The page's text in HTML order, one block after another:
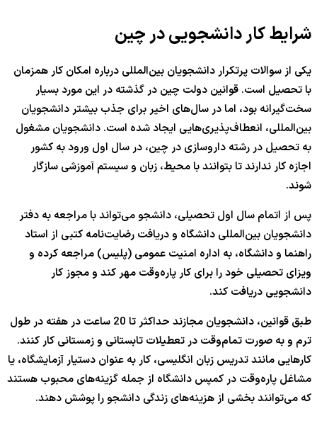
شرایط کار دانشجویی در چین
یکی از سوالات پرتکرار دانشجویان بین‌المللی درباره امکان کار همزمان
با تحصیل است. قوانین دولت چین در گذشته در این مورد بسیار
سخت‌گیرانه بود، اما در سال‌های اخیر برای جذب بیشتر دانشجویان
بین‌المللی، انعطاف‌پذیری‌هایی ایجاد شده است. دانشجویان مشغول
به تحصیل در رشته داروسازی در چین، در سال اول ورود به کشور
اجازه کار ندارند تا بتوانند با محیط، زبان و سیستم آموزشی سازگار
شوند.
پس از اتمام سال اول تحصیلی، دانشجو می‌تواند با مراجعه به دفتر
دانشجویان بین‌المللی دانشگاه و دریافت رضایت‌نامه کتبی از استاد
راهنما و دانشگاه، به اداره امنیت عمومی (پلیس) مراجعه کرده و
ویزای تحصیلی خود را برای کار پاره‌وقت مهر کند و مجوز کار
دانشجویی دریافت کند.
طبق قوانین، دانشجویان مجازند حداکثر تا 20 ساعت در هفته در طول
ترم و به صورت تمام‌وقت در تعطیلات تابستانی و زمستانی کار کنند.
کارهایی مانند تدریس زبان انگلیسی، کار به عنوان دستیار آزمایشگاه، یا
مشاغل پاره‌وقت در کمپس دانشگاه از جمله گزینه‌های محبوب هستند
که می‌توانند بخشی از هزینه‌های زندگی دانشجو را پوشش دهند.